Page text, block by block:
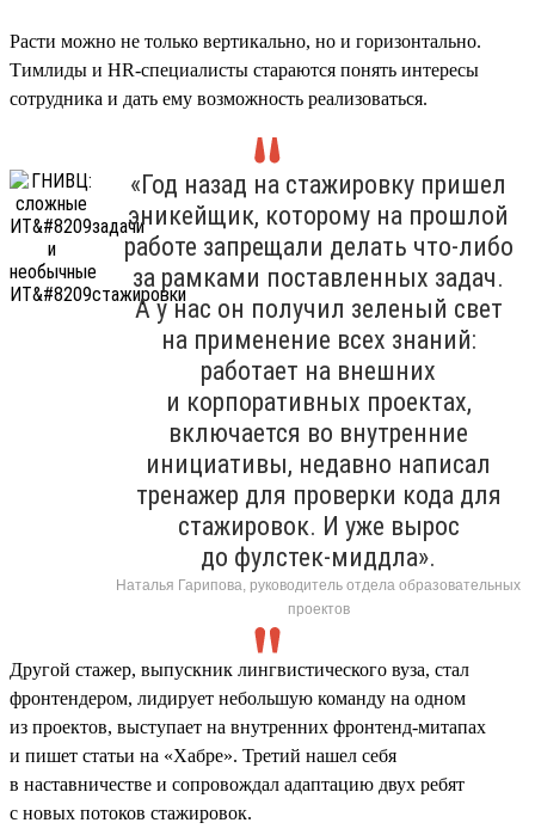
Расти можно не только вертикально, но и горизонтально.
Тимлиды и HR-специалисты стараются понять интересы
сотрудника и дать ему возможность реализоваться.
«Год назад на стажировку пришел
эникейщик, которому на прошлой
работе запрещали делать что-либо
за рамками поставленных задач.
А у нас он получил зеленый свет
на применение всех знаний:
работает на внешних
и корпоративных проектах,
включается во внутренние
инициативы, недавно написал
тренажер для проверки кода для
стажировок. И уже вырос
до фулстек-миддла».
Наталья Гарипова, руководитель отдела образовательных
проектов
Другой стажер, выпускник лингвистического вуза, стал
фронтендером, лидирует небольшую команду на одном
из проектов, выступает на внутренних фронтенд-митапах
и пишет статьи на «Хабре». Третий нашел себя
в наставничестве и сопровождал адаптацию двух ребят
с новых потоков стажировок.